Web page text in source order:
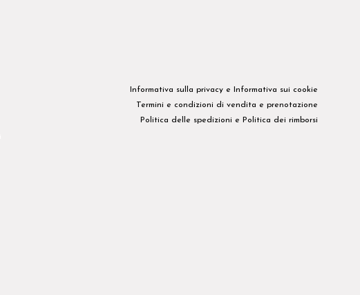
Informativa sulla privacy​ e
Informativa sui cookie
Termini e condizioni di vendita e prenotazione
Politica delle spedizioni e Politica dei rimborsi